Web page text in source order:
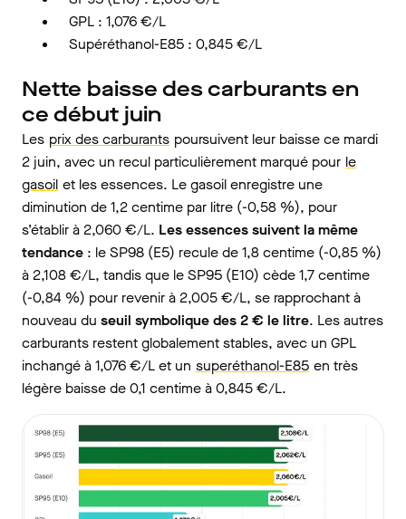
GPL : 1,076 €/L
Supéréthanol-E85 : 0,845 €/L
Nette baisse des carburants en
ce début juin
Les prix des carburants poursuivent leur baisse ce mardi
2 juin, avec un recul particulièrement marqué pour le
gasoil et les essences. Le gasoil enregistre une
diminution de 1,2 centime par litre (-0,58 %), pour
s’établir à 2,060 €/L. Les essences suivent la même
tendance : le SP98 (E5) recule de 1,8 centime (-0,85 %)
à 2,108 €/L, tandis que le SP95 (E10) cède 1,7 centime
(-0,84 %) pour revenir à 2,005 €/L, se rapprochant à
nouveau du seuil symbolique des 2 € le litre. Les autres
carburants restent globalement stables, avec un GPL
inchangé à 1,076 €/L et un superéthanol-E85 en très
légère baisse de 0,1 centime à 0,845 €/L.